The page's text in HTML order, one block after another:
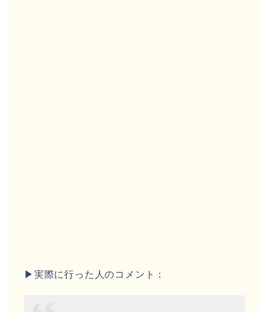
▶実際に行った人のコメント：